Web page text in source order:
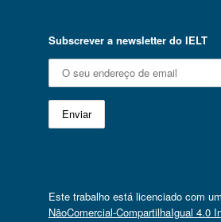
Subscrever a newsletter do IELT
Este trabalho está licenciado com
NãoComercial-CompartilhaIgual 4.0